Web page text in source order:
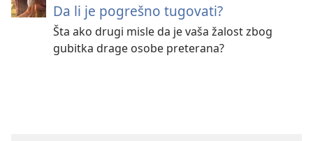
Da li je pogrešno tugovati?
Šta ako drugi misle da je vaša žalost zbog
gubitka drage osobe preterana?